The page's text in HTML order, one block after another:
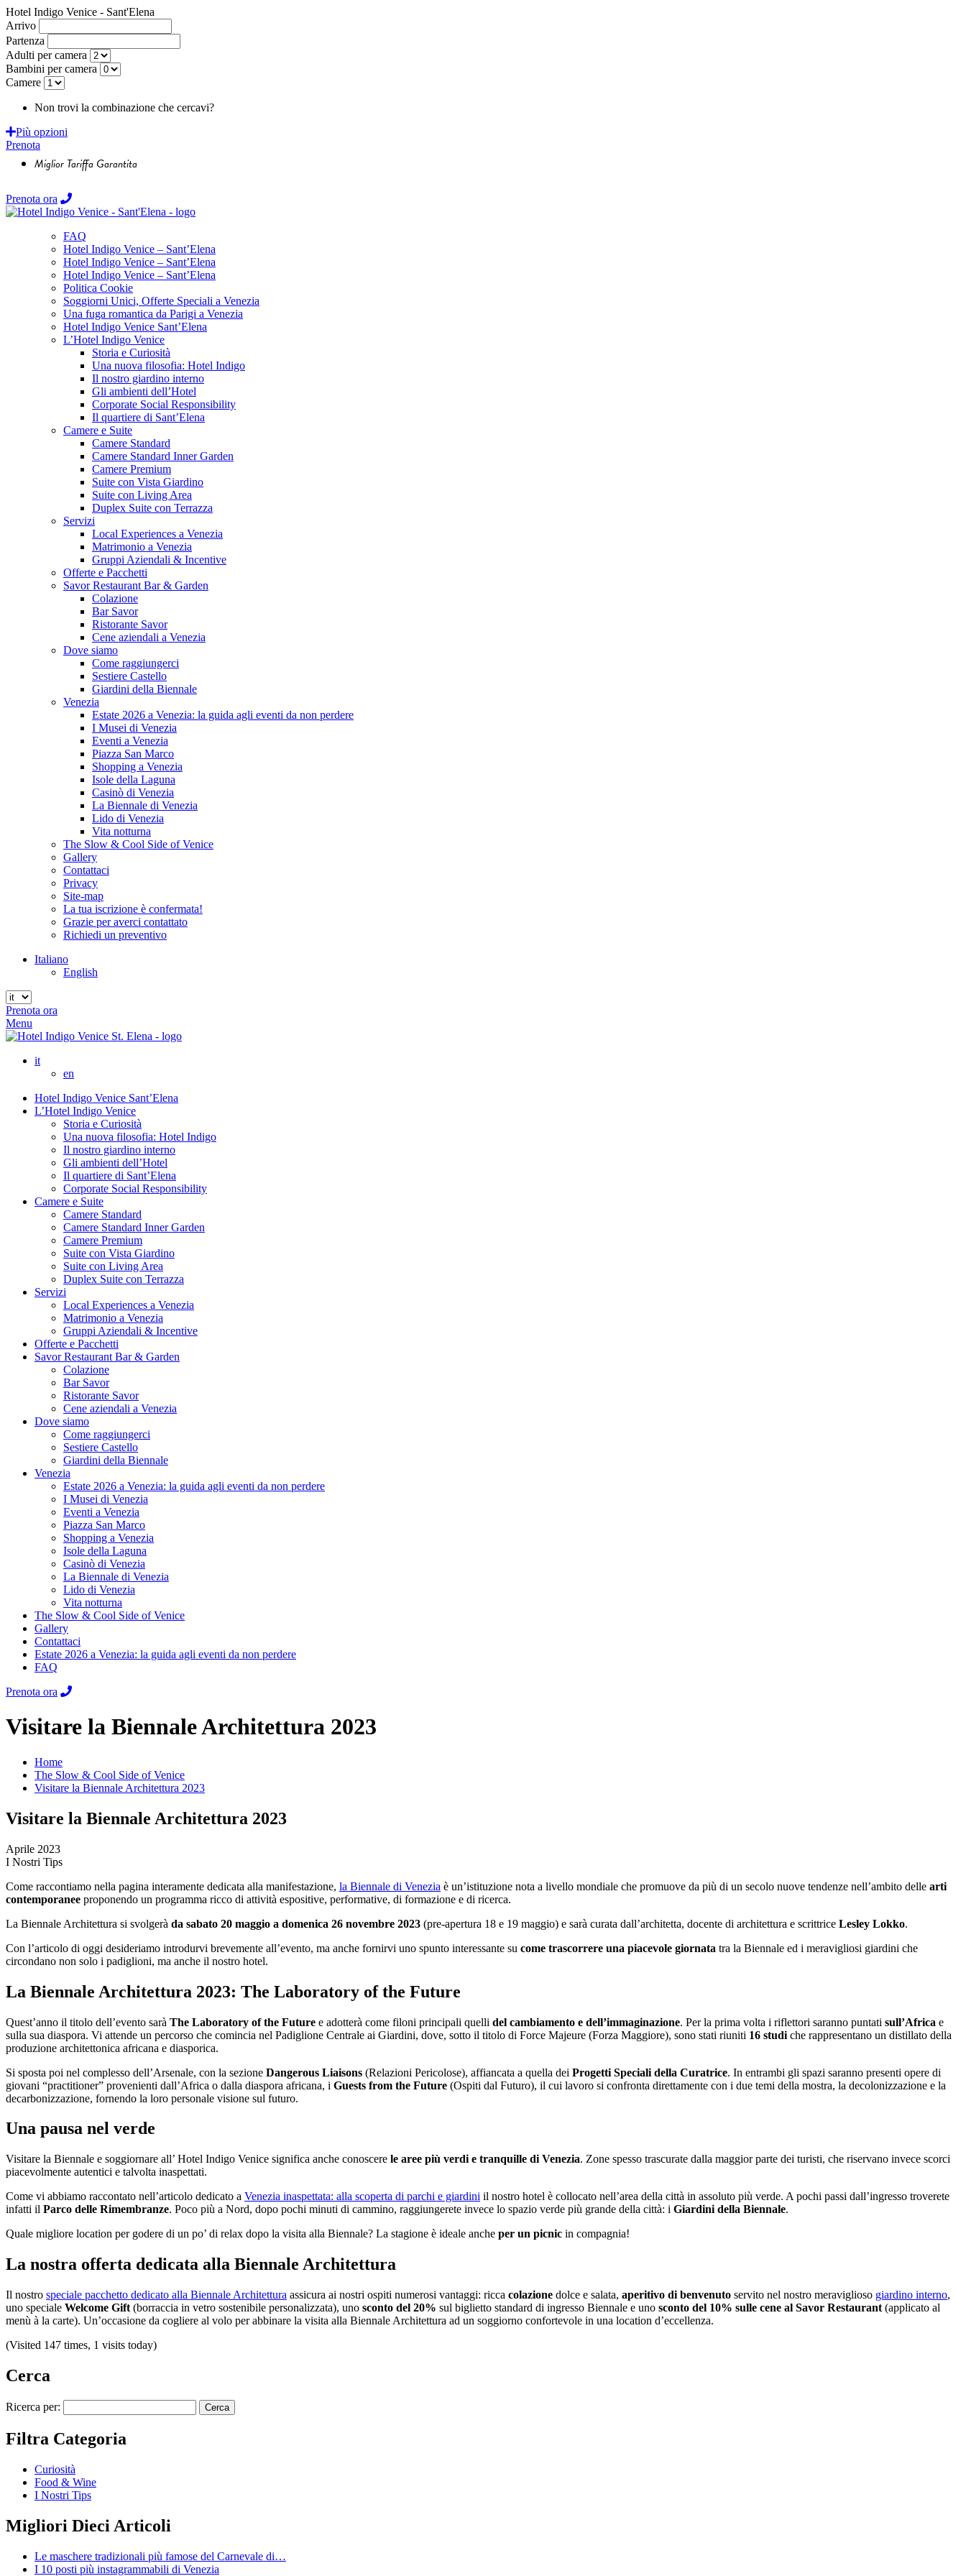
Hotel Indigo Venice - Sant'Elena
Arrivo
Partenza
Adulti per camera
Bambini per camera
Camere
Non trovi la combinazione che cercavi?
Più opzioni
Prenota
Miglior Tariffa Garantita
Prenota ora
FAQ
Hotel Indigo Venice – Sant’Elena
Hotel Indigo Venice – Sant’Elena
Hotel Indigo Venice – Sant’Elena
Politica Cookie
Soggiorni Unici, Offerte Speciali a Venezia
Una fuga romantica da Parigi a Venezia
Hotel Indigo Venice Sant’Elena
L’Hotel Indigo Venice
Storia e Curiosità
Una nuova filosofia: Hotel Indigo
Il nostro giardino interno
Gli ambienti dell’Hotel
Corporate Social Responsibility
Il quartiere di Sant’Elena
Camere e Suite
Camere Standard
Camere Standard Inner Garden
Camere Premium
Suite con Vista Giardino
Suite con Living Area
Duplex Suite con Terrazza
Servizi
Local Experiences a Venezia
Matrimonio a Venezia
Gruppi Aziendali & Incentive
Offerte e Pacchetti
Savor Restaurant Bar & Garden
Colazione
Bar Savor
Ristorante Savor
Cene aziendali a Venezia
Dove siamo
Come raggiungerci
Sestiere Castello
Giardini della Biennale
Venezia
Estate 2026 a Venezia: la guida agli eventi da non perdere
I Musei di Venezia
Eventi a Venezia
Piazza San Marco
Shopping a Venezia
Isole della Laguna
Casinò di Venezia
La Biennale di Venezia
Lido di Venezia
Vita notturna
The Slow & Cool Side of Venice
Gallery
Contattaci
Privacy
Site-map
La tua iscrizione è confermata!
Grazie per averci contattato
Richiedi un preventivo
Italiano
English
Prenota ora
Menu
it
en
Hotel Indigo Venice Sant’Elena
L’Hotel Indigo Venice
Storia e Curiosità
Una nuova filosofia: Hotel Indigo
Il nostro giardino interno
Gli ambienti dell’Hotel
Il quartiere di Sant’Elena
Corporate Social Responsibility
Camere e Suite
Camere Standard
Camere Standard Inner Garden
Camere Premium
Suite con Vista Giardino
Suite con Living Area
Duplex Suite con Terrazza
Servizi
Local Experiences a Venezia
Matrimonio a Venezia
Gruppi Aziendali & Incentive
Offerte e Pacchetti
Savor Restaurant Bar & Garden
Colazione
Bar Savor
Ristorante Savor
Cene aziendali a Venezia
Dove siamo
Come raggiungerci
Sestiere Castello
Giardini della Biennale
Venezia
Estate 2026 a Venezia: la guida agli eventi da non perdere
I Musei di Venezia
Eventi a Venezia
Piazza San Marco
Shopping a Venezia
Isole della Laguna
Casinò di Venezia
La Biennale di Venezia
Lido di Venezia
Vita notturna
The Slow & Cool Side of Venice
Gallery
Contattaci
Estate 2026 a Venezia: la guida agli eventi da non perdere
FAQ
Prenota ora
Visitare la Biennale Architettura 2023
Home
The Slow & Cool Side of Venice
Visitare la Biennale Architettura 2023
Visitare la Biennale Architettura 2023
Aprile 2023
I Nostri Tips
Come raccontiamo nella pagina interamente dedicata alla manifestazione, la Biennale di Venezia è un’istituzione nota a livello mondiale che promuove da più di un secolo nuove tendenze nell’ambito delle arti
contemporanee proponendo un programma ricco di attività espositive, performative, di formazione e di ricerca.
La Biennale Architettura si svolgerà da sabato 20 maggio a domenica 26 novembre 2023 (pre-apertura 18 e 19 maggio) e sarà curata dall’architetta, docente di architettura e scrittrice Lesley Lokko.
Con l’articolo di oggi desideriamo introdurvi brevemente all’evento, ma anche fornirvi uno spunto interessante su come trascorrere una piacevole giornata tra la Biennale ed i meravigliosi giardini che
circondano non solo i padiglioni, ma anche il nostro hotel.
La Biennale Architettura 2023: The Laboratory of the Future
Quest’anno il titolo dell’evento sarà The Laboratory of the Future e adotterà come filoni principali quelli del cambiamento e dell’immaginazione. Per la prima volta i riflettori saranno puntati sull’Africa e
sulla sua diaspora. Vi attende un percorso che comincia nel Padiglione Centrale ai Giardini, dove, sotto il titolo di Force Majeure (Forza Maggiore), sono stati riuniti 16 studi che rappresentano un distillato della
produzione architettonica africana e diasporica.
Si sposta poi nel complesso dell’Arsenale, con la sezione Dangerous Liaisons (Relazioni Pericolose), affiancata a quella dei Progetti Speciali della Curatrice. In entrambi gli spazi saranno presenti opere di
giovani “practitioner” provenienti dall’Africa o dalla diaspora africana, i Guests from the Future (Ospiti dal Futuro), il cui lavoro si confronta direttamente con i due temi della mostra, la decolonizzazione e la
decarbonizzazione, fornendo la loro personale visione sul futuro.
Una pausa nel verde
Visitare la Biennale e soggiornare all’ Hotel Indigo Venice significa anche conoscere le aree più verdi e tranquille di Venezia. Zone spesso trascurate dalla maggior parte dei turisti, che riservano invece scorci
piacevolmente autentici e talvolta inaspettati.
Come vi abbiamo raccontato nell’articolo dedicato a Venezia inaspettata: alla scoperta di parchi e giardini il nostro hotel è collocato nell’area della città in assoluto più verde. A pochi passi dall’ingresso troverete
infatti il Parco delle Rimembranze. Poco più a Nord, dopo pochi minuti di cammino, raggiungerete invece lo spazio verde più grande della città: i Giardini della Biennale.
Quale migliore location per godere di un po’ di relax dopo la visita alla Biennale? La stagione è ideale anche per un picnic in compagnia!
La nostra offerta dedicata alla Biennale Architettura
Il nostro speciale pacchetto dedicato alla Biennale Architettura assicura ai nostri ospiti numerosi vantaggi: ricca colazione dolce e salata, aperitivo di benvenuto servito nel nostro meraviglioso giardino interno,
uno speciale Welcome Gift (borraccia in vetro sostenibile personalizzata), uno sconto del 20% sul biglietto standard di ingresso Biennale e uno sconto del 10% sulle cene al Savor Restaurant (applicato al
menù à la carte). Un’occasione da cogliere al volo per abbinare la visita alla Biennale Architettura ad un soggiorno confortevole in una location d’eccellenza.
(Visited 147 times, 1 visits today)
Cerca
Ricerca per:
Filtra Categoria
Curiosità
Food & Wine
I Nostri Tips
Migliori Dieci Articoli
Le maschere tradizionali più famose del Carnevale di…
I 10 posti più instagrammabili di Venezia